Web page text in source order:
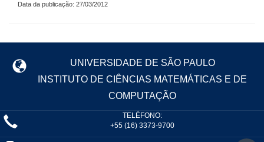
Data da publicação: 27/03/2012
UNIVERSIDADE DE SÃO PAULO
INSTITUTO DE CIÊNCIAS MATEMÁTICAS E DE
COMPUTAÇÃO
TELÉFONO:
+55 (16) 3373-9700